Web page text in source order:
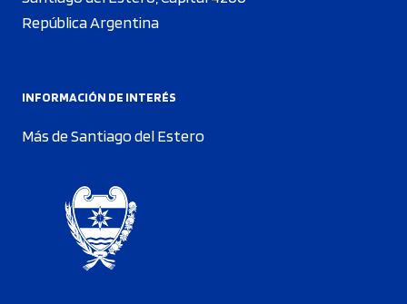
República Argentina
INFORMACIÓN DE INTERÉS
Más de Santiago del Estero